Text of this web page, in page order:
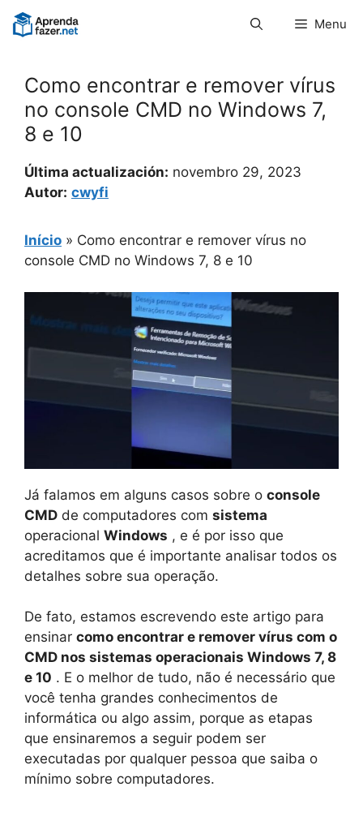
Pular
para
Menu
Como encontrar e remover vírus
no console CMD no Windows 7,
8 e 10
Última actualización: novembro 29, 2023
Autor: cwyfi
Início » Como encontrar e remover vírus no
console CMD no Windows 7, 8 e 10
Já falamos em alguns casos sobre o console
CMD de computadores com sistema
operacional Windows , e é por isso que
acreditamos que é importante analisar todos os
detalhes sobre sua operação.
De fato, estamos escrevendo este artigo para
ensinar como encontrar e remover vírus com o
CMD nos sistemas operacionais Windows 7, 8
e 10 . E o melhor de tudo, não é necessário que
você tenha grandes conhecimentos de
informática ou algo assim, porque as etapas
que ensinaremos a seguir podem ser
executadas por qualquer pessoa que saiba o
mínimo sobre computadores.